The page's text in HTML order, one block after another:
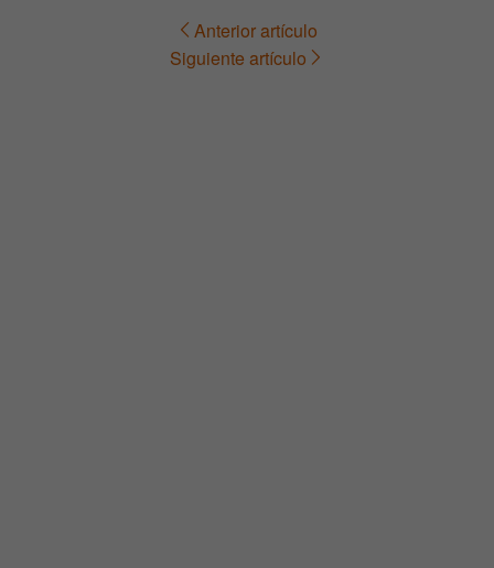
Navegación Anterior artículo
Siguiente artículo